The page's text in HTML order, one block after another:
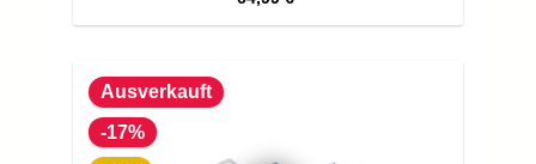
Ausverkauft
-17%